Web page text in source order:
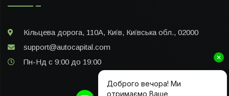
Кільцева дорога, 110А, Київ, Київська обл., 02000
support@autocapital.com
Пн-Нд с 9:00 до 19:00